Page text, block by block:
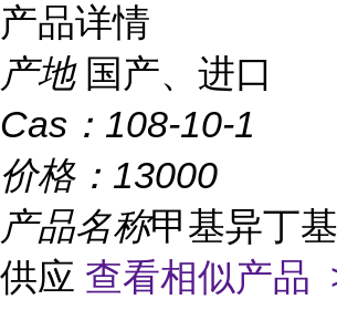
产品详情
产地 国产、进口
Cas： 108-10-1
价格： 13000
产品名称甲基异丁
供应 查看相似产品